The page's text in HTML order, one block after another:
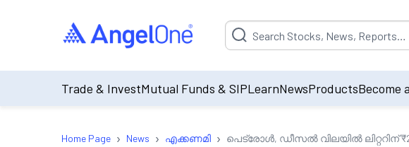
Suggestion will be populated by
Trade & InvestMutual Funds & SIPLearnNewsProductsBecome
Home Page › News › എക്കണമി › പെട്രോൾ, ഡീസൽ വിലയിൽ ലിറ്ററിന്